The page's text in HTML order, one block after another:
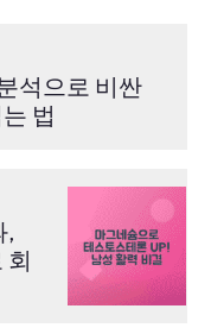
석으로 비싼
법
,
회